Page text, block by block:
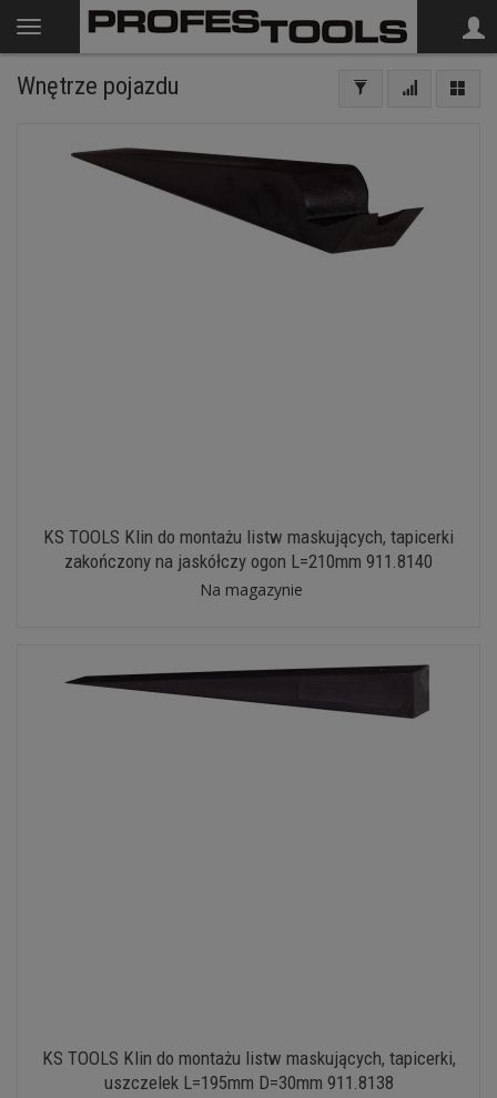
Wnętrze pojazdu
KS TOOLS Klin do montażu listw maskujących, tapicerki
zakończony na jaskółczy ogon L=210mm 911.8140
Na magazynie
KS TOOLS Klin do montażu listw maskujących, tapicerki,
uszczelek L=195mm D=30mm 911.8138